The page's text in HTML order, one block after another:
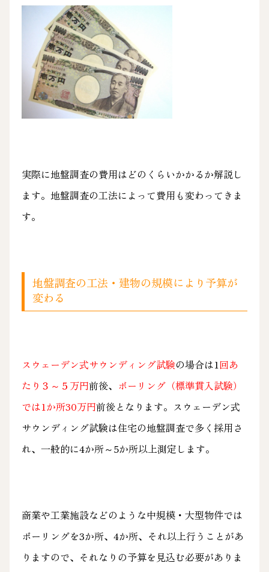
実際に地盤調査の費用はどのくらいかかるか解説し
ます。地盤調査の工法によって費用も変わってきま
す。
地盤調査の工法・建物の規模により予算が
変わる
スウェーデン式サウンディング試験の場合は1回あ
たり３～５万円前後、 ボーリング（標準貫入試験）
では1か所30万円前後となります。スウェーデン式
サウンディング試験は住宅の地盤調査で多く採用さ
れ、一般的に4か所～5か所以上測定します。
商業や工業施設などのような中規模・大型物件では
ボーリングを3か所、4か所、それ以上行うことがあ
りますので、それなりの予算を見込む必要がありま